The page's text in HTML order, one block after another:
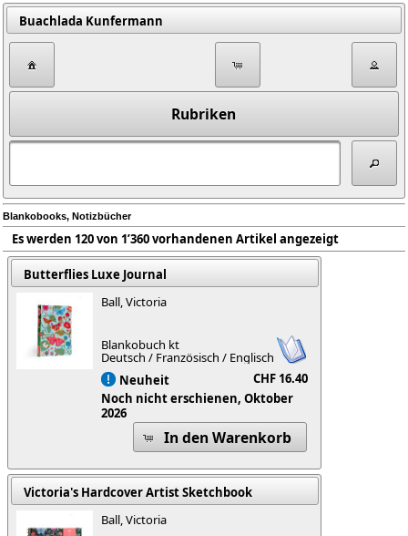
Buachlada Kunfermann
Rubriken
Blankobooks, Notizbücher
Es werden 120 von 1’360 vorhandenen Artikel angezeigt
Butterflies Luxe Journal
Ball, Victoria
Blankobuch kt
Deutsch / Französisch / Englisch
Neuheit
CHF 16.40
Noch nicht erschienen, Oktober
2026
In den Warenkorb
Victoria's Hardcover Artist Sketchbook
Ball, Victoria